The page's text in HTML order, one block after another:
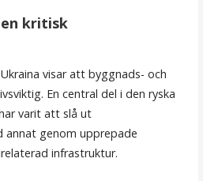
kritisk
visar att byggnads- och
En central del i den ryska
varit att slå ut
annat genom upprepade
infrastruktur.